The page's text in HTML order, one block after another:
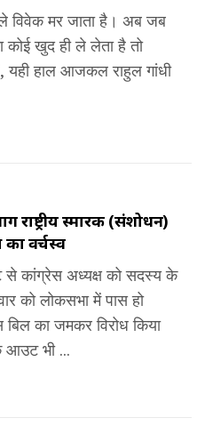
विवेक मर जाता है। अब जब
कोई खुद ही ले लेता है तो
हाल आजकल राहुल गांधी
राष्ट्रीय स्मारक (संशोधन)
वर्चस्व
से कांग्रेस अध्यक्ष को सदस्य के
को लोकसभा में पास हो
का जमकर विरोध किया
आउट भी ...